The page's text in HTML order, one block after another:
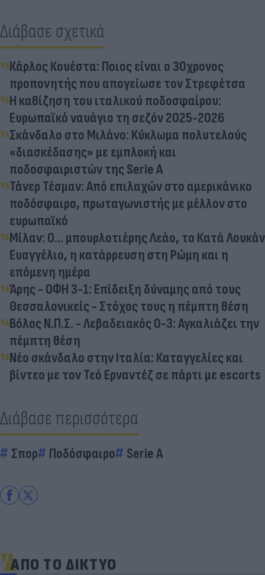
Διάβασε σχετικά
Κάρλος Κουέστα: Ποιος είναι ο 30χρονος
προπονητής που απογείωσε τον Στρεφέτσα
Η καθίζηση του ιταλικού ποδοσφαίρου:
Ευρωπαϊκό ναυάγιο τη σεζόν 2025-2026
Σκάνδαλο στο Μιλάνο: Κύκλωμα πολυτελούς
«διασκέδασης» με εμπλοκή και
ποδοσφαιριστών της Serie A
Τάνερ Τέσμαν: Από επιλαχών στο αμερικάνικο
ποδόσφαιρο, πρωταγωνιστής με μέλλον στο
ευρωπαϊκό
Μίλαν: Ο... μπουρλοτιέρης Λεάο, το Κατά Λουκάν
Ευαγγέλιο, η κατάρρευση στη Ρώμη και η
επόμενη ημέρα
Άρης - ΟΦΗ 3-1: Επίδειξη δύναμης από τους
Θεσσαλονικείς - Στόχος τους η πέμπτη θέση
Βόλος Ν.Π.Σ. - Λεβαδειακός 0-3: Αγκαλιάζει την
πέμπτη θέση
Νέο σκάνδαλο στην Ιταλία: Καταγγελίες και
βίντεο με τον Τεό Ερναντέζ σε πάρτι με escorts
Διάβασε περισσότερα
Σπορ Ποδόσφαιρο Serie A
ΑΠΟ ΤΟ ΔΙΚΤΥΟ